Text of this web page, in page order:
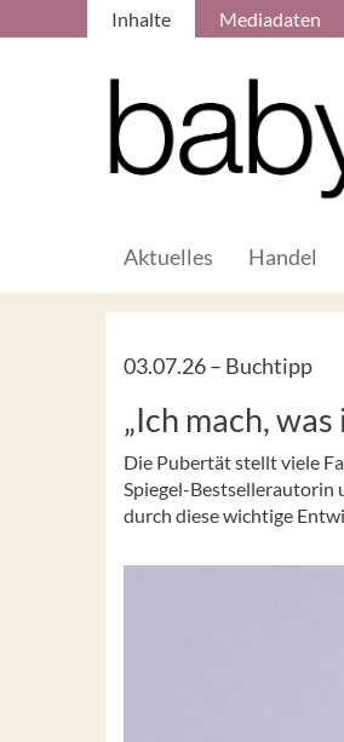
Inhalte Mediadaten
Aktuelles Handel
03.07.26 – Buchtipp
„Ich mach,
Die Pubertät stellt viele
Spiegel-Bestsellerautorin
durch diese wichtige